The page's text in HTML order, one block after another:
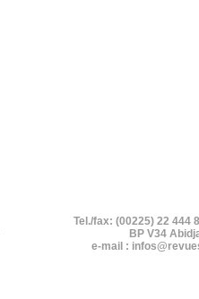
Tel./fax: (00225) 22 444
BP V34
e-mail :